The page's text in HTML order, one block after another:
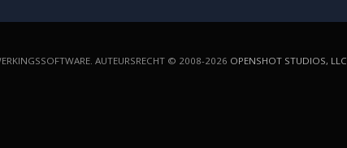
AUTEURSRECHT © 2008-2026 OPENSHOT STUDIOS, LLC